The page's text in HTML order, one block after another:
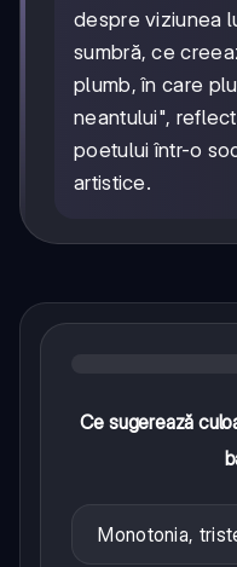
despre viziunea
sumbră, ce
plumb, în care
neantului",
poetului într-o
artistice.
Ce sugerează
Monotonia,